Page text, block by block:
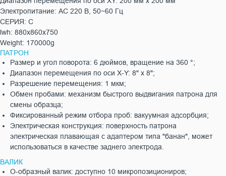
Электропитание: AC 220 В, 50~60 Гц
СЕРИЯ: C
lwh: 880x860x750
Weight: 170000g
ПАТРОН
Размер и угол поворота: 6 дюймов, вращение на 360 °;
Диапазон перемещения по оси X-Y: 8" х 8";
Разрешение перемещения: 1 мкм;
Обмен пробами: механизм быстрого выдвигания патрона для
смены образца;
Фиксированный режим отбора проб: вакуумная адсорбция;
Электрическая конструкция: поверхность патрона
электрическая плавающая с адаптером типа "банан", может
использоваться в качестве заднего электрода.
ВАЛИК
O-образный валик: доступно 10 микропозициониров;